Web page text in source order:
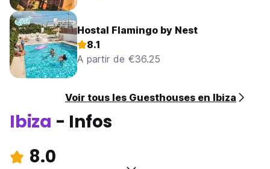
Hostal Flamingo by Nest
8.1
A partir de €36.25
Voir tous les Guesthouses en Ibiza
Ibiza - Infos
8.0